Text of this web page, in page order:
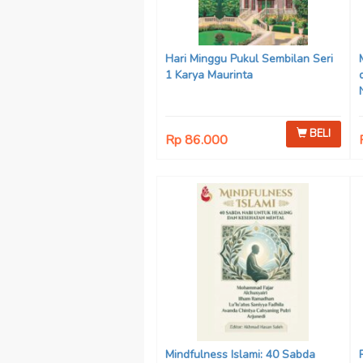
Hari Minggu Pukul Sembilan Seri
1 Karya Maurinta
Rp 86.000 BELI
Mindfulness Islami: 40 Sabda